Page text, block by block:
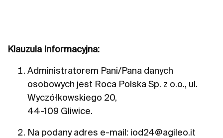
Klauzula Informacyjna:
Administratorem Pani/Pana danych
osobowych jest Roca Polska Sp. z o.o., ul.
Wyczółkowskiego 20,
44-109 Gliwice.
Na podany adres e-mail: iod24@agileo.it